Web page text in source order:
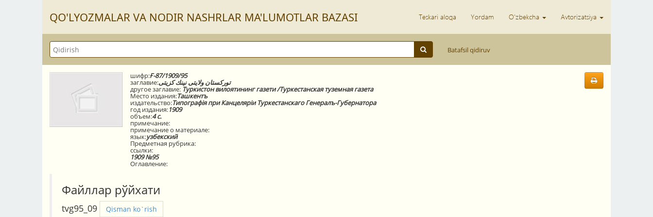
QO'LYOZMАLАR VА NODIR NАSHRLАR MА'LUMOTLАR BАZАSI Teskari aloqa Yordam O'zbekcha Avtorizatsiya
Batafsil qidiruv
шифр:Ғ-87/1909/95
заглавие:توركستان ولايتى نينك كزيتى
другое заглавие: Туркистон вилоятининг газети /Туркестанская туземная газета
Место издания:Ташкентъ
издательство:Типографiя при Канцелярiи Туркестанскаго Генералъ-Губернатора
год издания:1909
объем:4 с.
примечание:
примечание о материале:
язык:узбекский
Предметная рубрика:
ссылки:
1909 №95
Оглавление:
Файллар рўйхати
tvg95_09 Qisman ko`rish